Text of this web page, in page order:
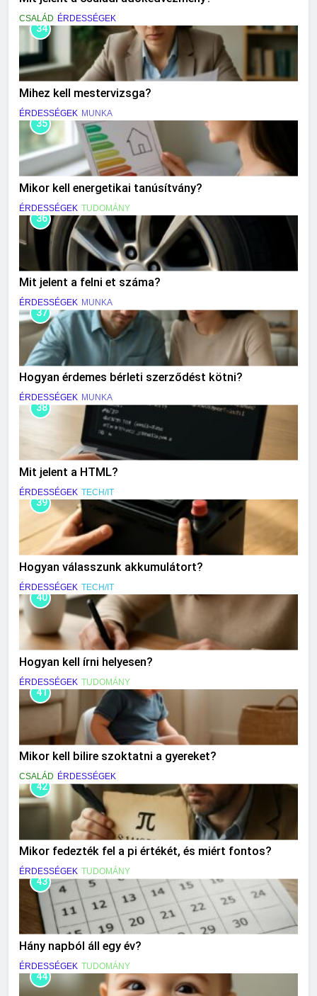
CSALÁD ÉRDESSÉGEK
34
Mihez kell mestervizsga?
ÉRDESSÉGEK MUNKA
35
Mikor kell energetikai tanúsítvány?
ÉRDESSÉGEK TUDOMÁNY
36
Mit jelent a felni et száma?
ÉRDESSÉGEK MUNKA
37
Hogyan érdemes bérleti szerződést kötni?
ÉRDESSÉGEK MUNKA
38
Mit jelent a HTML?
ÉRDESSÉGEK TECH/IT
39
Hogyan válasszunk akkumulátort?
ÉRDESSÉGEK TECH/IT
40
Hogyan kell írni helyesen?
ÉRDESSÉGEK TUDOMÁNY
41
Mikor kell bilire szoktatni a gyereket?
CSALÁD ÉRDESSÉGEK
42
Mikor fedezték fel a pi értékét, és miért fontos?
ÉRDESSÉGEK TUDOMÁNY
43
Hány napból áll egy év?
ÉRDESSÉGEK TUDOMÁNY
44